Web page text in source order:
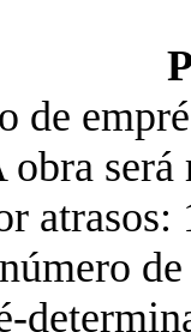
de
obra será
atrasos: